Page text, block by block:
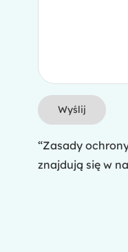
“Zasady
znajdują się w